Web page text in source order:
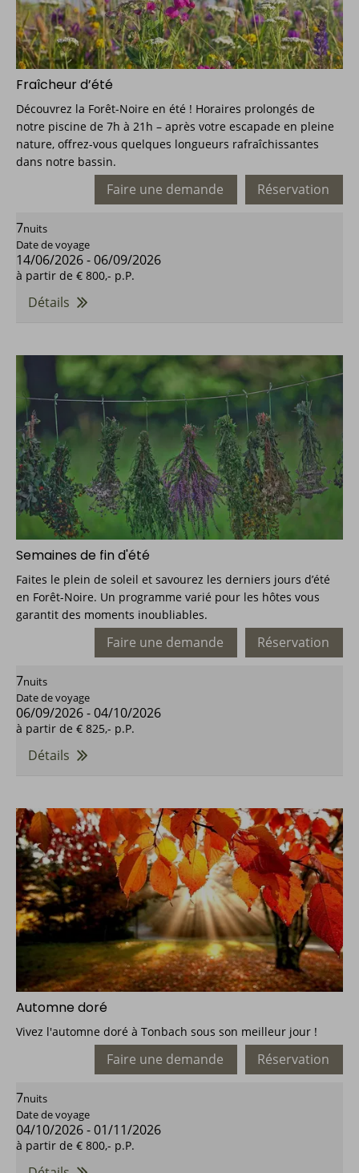
Fraîcheur d’été
Découvrez la Forêt-Noire en été ! Horaires prolongés de
notre piscine de 7h à 21h – après votre escapade en pleine
nature, offrez-vous quelques longueurs rafraîchissantes
dans notre bassin.
Réservation
Faire une demande
7nuits
Date de voyage
14/06/2026-06/09/2026
à partir de € 800,- p.P.
Détails
Semaines de fin d'été
Faites le plein de soleil et savourez les derniers jours d’été
en Forêt-Noire. Un programme varié pour les hôtes vous
garantit des moments inoubliables.
Réservation
Faire une demande
7nuits
Date de voyage
06/09/2026-04/10/2026
à partir de € 825,- p.P.
Détails
Automne doré
Vivez l'automne doré à Tonbach sous son meilleur jour !
Réservation
Faire une demande
7nuits
Date de voyage
04/10/2026-01/11/2026
à partir de € 800,- p.P.